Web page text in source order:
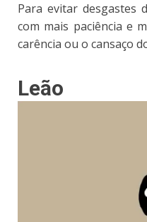
Para evitar desgastes
com mais paciência e
carência ou o cansaço
Leão